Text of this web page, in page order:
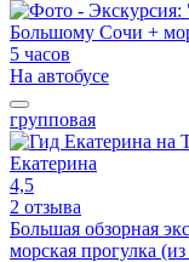
5 часов
На автобусе
групповая
Екатерина
4,5
2 отзыва
Большая обзорная
морская прогулка